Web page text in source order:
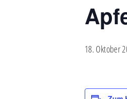
18. Oktober